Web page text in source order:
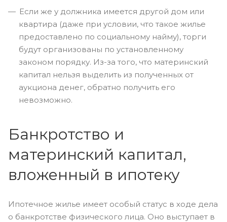
Если же у должника имеется другой дом или
квартира (даже при условии, что такое жилье
предоставлено по социальному найму), торги
будут организованы по установленному
законом порядку. Из-за того, что материнский
капитал нельзя выделить из полученных от
аукциона денег, обратно получить его
невозможно.
Банкротство и
материнский капитал,
вложенный в ипотеку
Ипотечное жилье имеет особый статус в ходе дела
о банкротстве физического лица. Оно выступает в